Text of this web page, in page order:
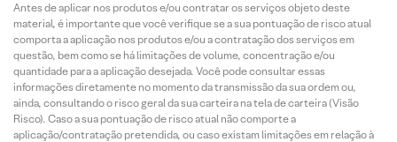
Antes de aplicar nos produtos e/ou contratar os serviços objeto deste
material, é importante que você verifique se a sua pontuação de risco atual
comporta a aplicação nos produtos e/ou a contratação dos serviços em
questão, bem como se há limitações de volume, concentração e/ou
quantidade para a aplicação desejada. Você pode consultar essas
informações diretamente no momento da transmissão da sua ordem ou,
ainda, consultando o risco geral da sua carteira na tela de carteira (Visão
Risco). Caso a sua pontuação de risco atual não comporte a
aplicação/contratação pretendida, ou caso existam limitações em relação à